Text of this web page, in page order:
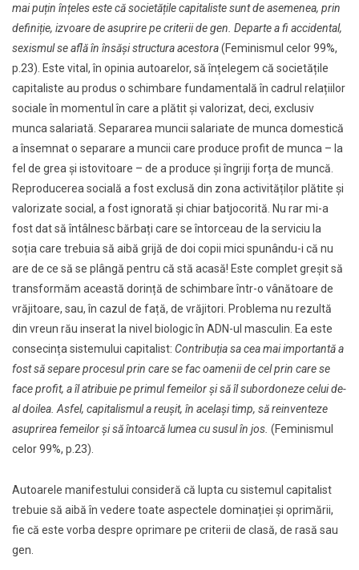
mai puțin înțeles este că societățile capitaliste sunt de asemenea, prin
definiție, izvoare de asuprire pe criterii de gen. Departe a fi accidental,
sexismul se află în însăși structura acestora(Feminismul celor 99%,
p.23). Este vital, în opinia autoarelor, să înțelegem că societățile
capitaliste au produs o schimbare fundamentală în cadrul relațiilor
sociale în momentul în care a plătit și valorizat, deci, exclusiv
munca salariată. Separarea muncii salariate de munca domestică
a însemnat o separare a muncii care produce profit de munca – la
fel de grea și istovitoare – de a produce și îngriji forța de muncă.
Reproducerea socială a fost exclusă din zona activităților plătite și
valorizate social, a fost ignorată și chiar batjocorită. Nu rar mi-a
fost dat să întâlnesc bărbați care se întorceau de la serviciu la
soția care trebuia să aibă grijă de doi copii mici spunându-i că nu
are de ce să se plângă pentru că stă acasă! Este complet greșit să
transformăm această dorință de schimbare într-o vânătoare de
vrăjitoare, sau, în cazul de față, de vrăjitori. Problema nu rezultă
din vreun rău inserat la nivel biologic în ADN-ul masculin. Ea este
consecința sistemului capitalist: Contribuția sa cea mai importantă a
fost să separe procesul prin care se fac oamenii de cel prin care se
face profit, a îl atribuie pe primul femeilor și să îl subordoneze celui de-
al doilea. Asfel, capitalismul a reușit, în același timp, să reinventeze
asuprirea femeilor și să întoarcă lumea cu susul în jos. (Feminismul
celor 99%, p.23).
Autoarele manifestului consideră că lupta cu sistemul capitalist
trebuie să aibă în vedere toate aspectele dominației și oprimării,
fie că este vorba despre oprimare pe criterii de clasă, de rasă sau
gen.